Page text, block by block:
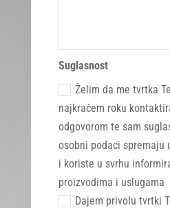
Suglasnost
Želim da me tvrtka
najkraćem roku
odgovorom te sam
osobni podaci spremaju
i koriste u svrhu
proizvodima i uslugama
Dajem privolu tvrtki